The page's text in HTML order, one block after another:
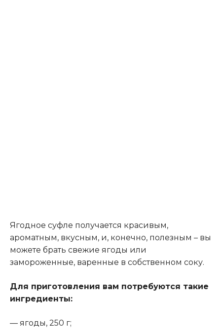
Ягодное суфле получается красивым,
ароматным, вкусным, и, конечно, полезным – вы
можете брать свежие ягоды или
замороженные, варенные в собственном соку.
Для приготовления вам потребуются такие
ингредиенты:
— ягоды, 250 г;